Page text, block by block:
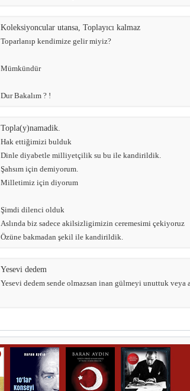
Koleksiyoncular utansa, Toplayıcı kalmaz
Toparlanıp kendimize gelir miyiz?
Mümkündür
Dur Bakalım ? !
Topla(y)namadik.
Hak ettiğimizi bulduk
Dinle diyabetle milliyetçilik su bu ile kandirildik.
Şahsım için demiyorum.
Milletimiz için diyorum
Şimdi dilenci olduk
Aslında biz sadece akilsizligimizin ceremesimi çekiyoruz
Özüne bakmadan şekil ile kandirildik.
Yesevi dedem
Yesevi dedem sende olmazsan inan gülmeyi unuttuk